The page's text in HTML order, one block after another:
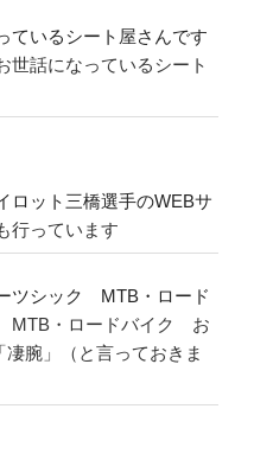
ているシート屋さんです
世話になっているシート
ロット三橋選手のWEBサ
行っています
ツシック MTB・ロード
MTB・ロードバイク お
腕」（と言っておきま